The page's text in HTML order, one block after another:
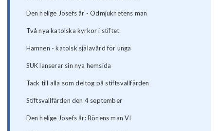
Den helige Josefs år - Ödmjukhetens man
Två nya katolska kyrkor i stiftet
Hamnen - katolsk själavård för unga
SUK lanserar sin nya hemsida
Tack till alla som deltog på stiftsvallfärden
Stiftsvallfärden den 4 september
Den helige Josefs år: Bönens man VI